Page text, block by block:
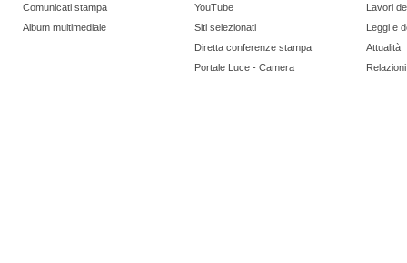
Comunicati stampa
Album multimediale
YouTube
Siti selezionati
Diretta conferenze stampa
Portale Luce - Camera
Lavori
Leggi e
Attualità